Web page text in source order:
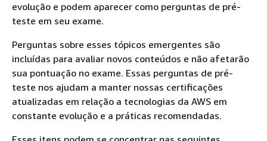
evolução e podem aparecer como perguntas de pré-
teste em seu exame.
Perguntas sobre esses tópicos emergentes são
incluídas para avaliar novos conteúdos e não afetarão
sua pontuação no exame. Essas perguntas de pré-
teste nos ajudam a manter nossas certificações
atualizadas em relação a tecnologias da AWS em
constante evolução e a práticas recomendadas.